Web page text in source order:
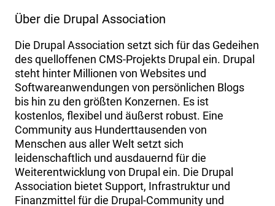
Über die Drupal Association
Die Drupal Association setzt sich für das Gedeihen
des quelloffenen CMS-Projekts Drupal ein. Drupal
steht hinter Millionen von Websites und
Softwareanwendungen von persönlichen Blogs
bis hin zu den größten Konzernen. Es ist
kostenlos, flexibel und äußerst robust. Eine
Community aus Hunderttausenden von
Menschen aus aller Welt setzt sich
leidenschaftlich und ausdauernd für die
Weiterentwicklung von Drupal ein. Die Drupal
Association bietet Support, Infrastruktur und
Finanzmittel für die Drupal-Community und